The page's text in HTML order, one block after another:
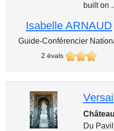
built on
Isabelle ARNAUD
Guide-Conférencier
2 évals
Du